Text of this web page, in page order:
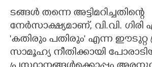
CONTACT US
ടങ്ങൾ തന്നെ അട്ടിമറിച്ചതിന്റെ
നേർസാക്ഷ്യമാണ്,​ വി.വി.
'കതിരും പതിരും" എന്ന ഈടുറ്റ
സാമൂഹ്യ നീതിക്കായി